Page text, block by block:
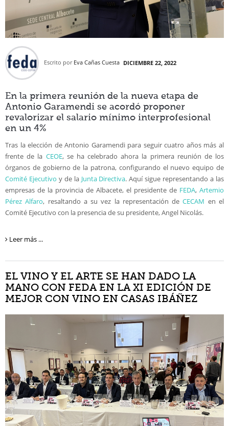
Escrito por Eva Cañas Cuesta DICIEMBRE 22, 2022
En la primera reunión de la nueva etapa de
Antonio Garamendi se acordó proponer
revalorizar el salario mínimo interprofesional
en un 4%
Tras la elección de Antonio Garamendi para seguir cuatro años más al
frente de la CEOE, se ha celebrado ahora la primera reunión de los
órganos de gobierno de la patrona, configurando el nuevo equipo de
Comité Ejecutivo y de la Junta Directiva. Aquí sigue representando a las
empresas de la provincia de Albacete, el presidente de FEDA, Artemio
Pérez Alfaro, resaltando a su vez la representación deCECAM en el
Comité Ejecutivo con la presencia de su presidente, Angel Nicolás.
Leer más ...
EL VINO Y EL ARTE SE HAN DADO LA
MANO CON FEDA EN LA XI EDICIÓN DE
MEJOR CON VINO EN CASAS IBÁÑEZ